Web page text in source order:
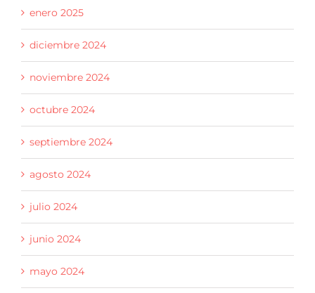
enero 2025
diciembre 2024
noviembre 2024
octubre 2024
septiembre 2024
agosto 2024
julio 2024
junio 2024
mayo 2024